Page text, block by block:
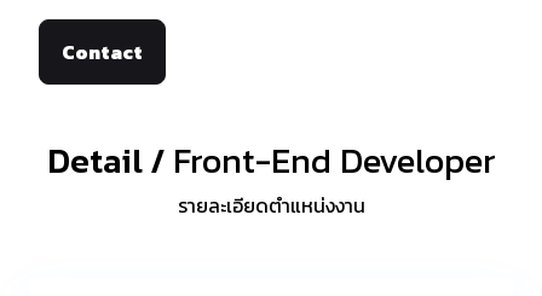
Contact
Detail / Front-End Developer
รายละเอียดตำแหน่งงาน